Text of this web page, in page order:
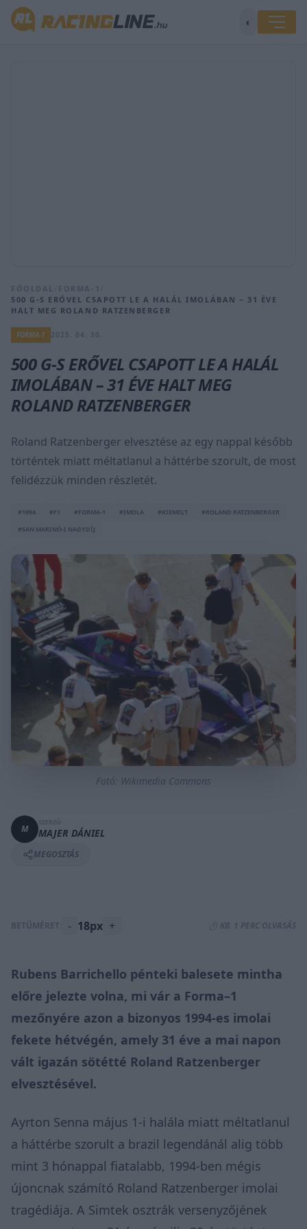
◐
FŐOLDAL FORMA-1
500 G-S ERŐVEL CSAPOTT LE A HALÁL IMOLÁBAN – 31 ÉVE
HALT MEG ROLAND RATZENBERGER
FORMA-1
500 G-S ERŐVEL CSAPOTT LE A HALÁL
IMOLÁBAN – 31 ÉVE HALT MEG
ROLAND RATZENBERGER
Roland Ratzenberger elvesztése az egy nappal később
történtek miatt méltatlanul a háttérbe szorult, de most
felidézzük minden részletét.
#1994 #F1 #FORMA-1 #IMOLA #KIEMELT
#ROLAND RATZENBERGER
#SAN MARINÓ-I NAGYDÍJ
Fotó: Wikimedia Commons
M MAJER DÁNIEL
MEGOSZTÁS
BETŰMÉRET: - 18px + ⏱️ KB. 1 PERC OLVASÁS
Rubens Barrichello pénteki balesete mintha
előre jelezte volna, mi vár a Forma–1
mezőnyére azon a bizonyos 1994-es imolai
fekete hétvégén, amely 31 éve a mai napon
vált igazán sötétté Roland Ratzenberger
elvesztésével.
Ayrton Senna május 1-i halála miatt méltatlanul
a háttérbe szorult a brazil legendánál alig több
mint 3 hónappal fiatalabb, 1994-ben mégis
újoncnak számító Roland Ratzenberger imolai
tragédiája. A Simtek osztrák versenyzőjének